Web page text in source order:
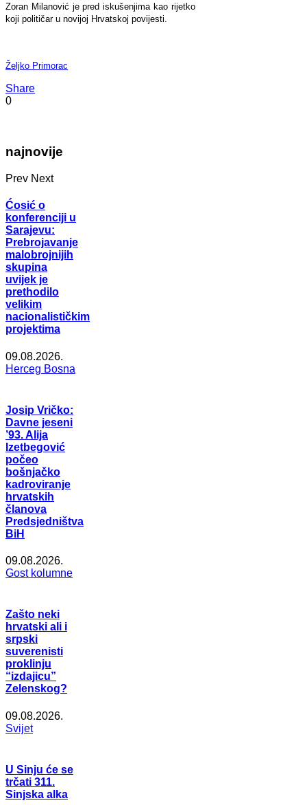
Zoran Milanović je pred iskušenjima kao rijetko
koji političar u novijoj Hrvatskoj povijesti.
Željko Primorac
Share
0
najnovije
Prev Next
Ćosić o
konferenciji u
Sarajevu:
Prebrojavanje
malobrojnijih
skupina
uvijek je
prethodilo
velikim
nacionalističkim
projektima
09.08.2026.
Herceg Bosna
Josip Vričko:
Davne jeseni
’93. Alija
Izetbegović
počeo
bošnjačko
kadroviranje
hrvatskih
članova
Predsjedništva
BiH
09.08.2026.
Gost kolumne
Zašto neki
hrvatski ali i
srpski
suverenisti
proklinju
“izdajicu”
Zelenskog?
09.08.2026.
Svijet
U Sinju će se
trčati 311.
Sinjska alka